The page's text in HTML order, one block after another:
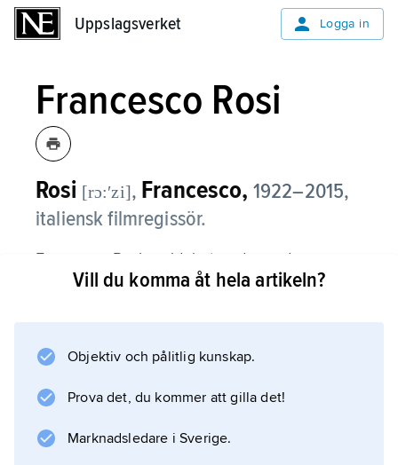
Uppslagsverket Logga in
Francesco Rosi
Rosi [rɔ:ʹzi], Francesco, 1922–2015,
italiensk filmregissör.
Francesco Rosi regidebuterade med
Utmaningen
Salvatore Giuliano – banditen
av det sociala engagemang som
genomsyrade hela hans mogna produktion.
Vill du komma åt hela artikeln?
Objektiv och pålitlig kunskap.
Prova det, du kommer att gilla det!
Marknadsledare i Sverige.